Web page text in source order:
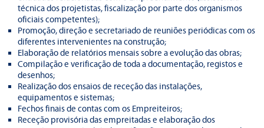
técnica dos projetistas, fiscalização por parte dos organismos
oficiais competentes);
Promoção, direção e secretariado de reuniões periódicas com os
diferentes intervenientes na construção;
Elaboração de relatórios mensais sobre a evolução das obras;
Compilação e verificação de toda a documentação, registos e
desenhos;
Realização dos ensaios de receção das instalações,
equipamentos e sistemas;
Fechos finais de contas com os Empreiteiros;
Receção provisória das empreitadas e elaboração dos